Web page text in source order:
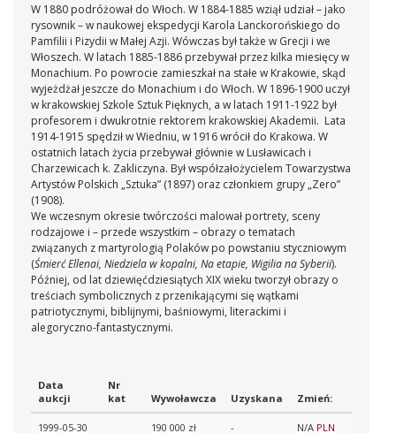
W 1880 podróżował do Włoch. W 1884-1885 wziął udział – jako
rysownik – w naukowej ekspedycji Karola Lanckorońskiego do
Pamfilii i Pizydii w Małej Azji. Wówczas był także w Grecji i we
Włoszech. W latach 1885-1886 przebywał przez kilka miesięcy w
Monachium. Po powrocie zamieszkał na stałe w Krakowie, skąd
wyjeżdżał jeszcze do Monachium i do Włoch. W 1896-1900 uczył
w krakowskiej Szkole Sztuk Pięknych, a w latach 1911-1922 był
profesorem i dwukrotnie rektorem krakowskiej Akademii. Lata
1914-1915 spędził w Wiedniu, w 1916 wrócił do Krakowa. W
ostatnich latach życia przebywał głównie w Lusławicach i
Charzewicach k. Zakliczyna. Był współzałożycielem Towarzystwa
Artystów Polskich „Sztuka” (1897) oraz członkiem grupy „Zero”
(1908).
We wczesnym okresie twórczości malował portrety, sceny
rodzajowe i – przede wszystkim – obrazy o tematach
związanych z martyrologią Polaków po powstaniu styczniowym
(Śmierć Ellenai, Niedziela w kopalni, Na etapie, Wigilia na Syberii).
Później, od lat dziewięćdziesiątych XIX wieku tworzył obrazy o
treściach symbolicznych z przenikającymi się wątkami
patriotycznymi, biblijnymi, baśniowymi, literackimi i
alegoryczno-fantastycznymi.
Data
aukcji
Nr
kat
Wywoławcza Uzyskana Zmień:
1999-05-30 190 000 zł - N/A PLN